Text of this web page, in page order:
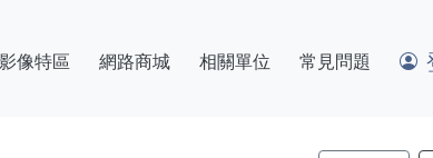
影像特區 網路商城 相關單位 常見問題